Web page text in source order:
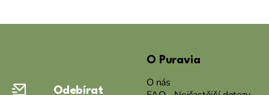
Odebírat
O Puravia
O nás